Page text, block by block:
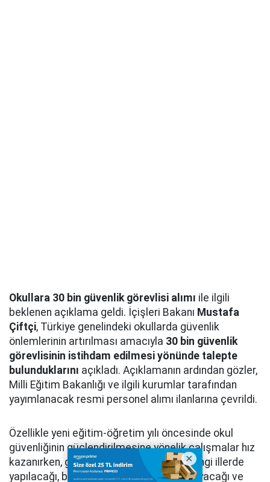
Okullara 30 bin güvenlik görevlisi alımı ile ilgili
beklenen açıklama geldi. İçişleri Bakanı Mustafa
Çiftçi, Türkiye genelindeki okullarda güvenlik
önlemlerinin artırılması amacıyla 30 bin güvenlik
görevlisinin istihdam edilmesi yönünde talepte
bulunduklarını açıkladı. Açıklamanın ardından gözler,
Milli Eğitim Bakanlığı ve ilgili kurumlar tarafından
yayımlanacak resmi personel alımı ilanlarına çevrildi.
Özellikle yeni eğitim-öğretim yılı öncesinde okul
güvenliğinin güçlendirilmesine yönelik çalışmalar hız
kazanırken, güvenlik görevlisi alımının hangi illerde
yapılacağı, başvuruların ne zaman başlayacağı ve